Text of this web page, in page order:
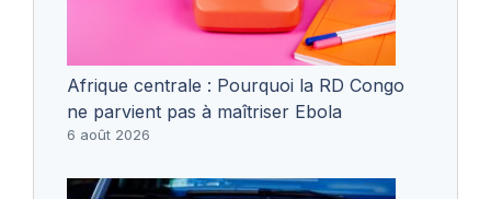
Afrique centrale : Pourquoi la RD Congo
ne parvient pas à maîtriser Ebola
6 août 2026